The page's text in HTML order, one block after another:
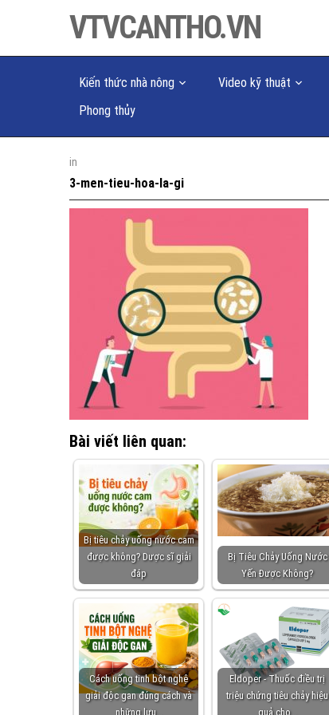
VTVCANTHO.VN
Kiến thức nhà nông Video kỹ thuật
Phong thủy
in
3-men-tieu-hoa-la-gi
Bài viết liên quan:
Bị tiêu chảy uống nước cam
được không? Dược sĩ giải
đáp
Bị Tiêu Chảy Uống Nước
Yến Được Không?
Cách uống tinh bột nghệ
giải độc gan đúng cách và
những lưu…
Eldoper - Thuốc điều trị
triệu chứng tiêu chảy hiệu
quả cho…